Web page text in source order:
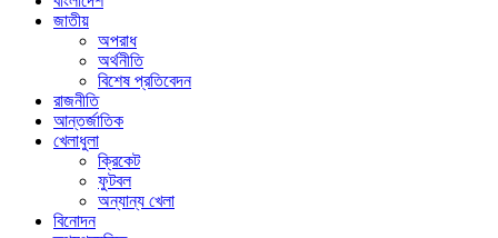
জাতীয়
অপরাধ
অর্থনীতি
বিশেষ প্রতিবেদন
রাজনীতি
আন্তর্জাতিক
খেলাধুলা
ক্রিকেট
ফুটবল
অন্যান্য খেলা
বিনোদন